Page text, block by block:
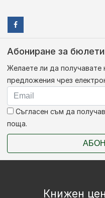
Абониране за
Желаете ли да
предложения чрез
Съгласен съм да
поща.
Книжен